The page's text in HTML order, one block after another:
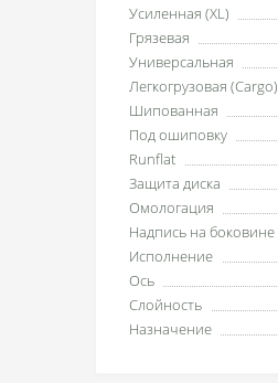
Усиленная (XL)
Грязевая
Универсальная
Легкогрузовая (Cargo)
Шипованная
Под ошиповку
Runflat
Защита диска
Омологация
Надпись на боковине
Исполнение
Ось
Слойность
Назначение